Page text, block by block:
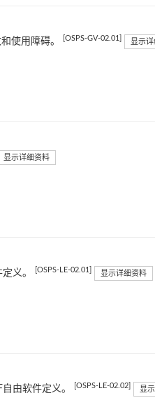
使用障碍。 [OSPS-GV-02.01] 显示
显示详细资料
义。 [OSPS-LE-02.01] 显示详细资料
由软件定义。 [OSPS-LE-02.02] 显